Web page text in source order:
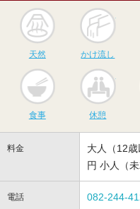
天然
か
かけ流し
食事 休憩
料金
大人（12
円 小人（
電話 082-244-